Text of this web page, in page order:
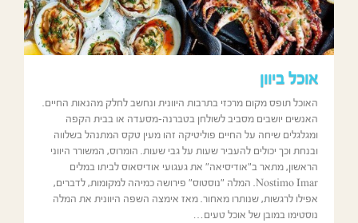
אוכל ביוון
האוכל תופס מקום מרכזי בתרבות היוונית ונחשב לחלק מהנאות החיים.
האנשים יושבים מסביב לשולחן בטברנה-מסעדה או בבית הקפה
ומגלגלים שיחה על החיים פוליטיקה זהו מעין טקס המתנהל בשלווה
ובנחת וכך יכולים להעביר שעות על גבי שעות. הומרוס, המשורר היווני
הראשון, מתאר ב"אודיסיאה" את געגועי אודיסאוס לביתו במלים
Nostimo Imar. המלה "נוסטוס" פירושה כמיהה למקומות, לדברים,
אפילו לרגשות, שנותרו מאחור. מאז אימצה השפה היוונית את המלה
נוסטימו במובן של אוכל טעים…